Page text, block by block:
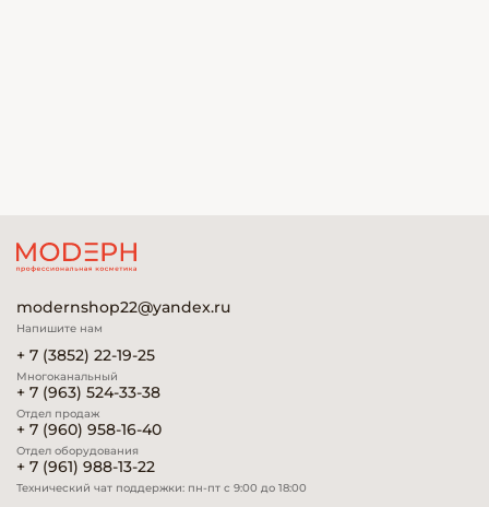
modernshop22@yandex.ru
Напишите нам
+ 7 (3852) 22-19-25
Многоканальный
+ 7 (963) 524-33-38
Отдел продаж
+ 7 (960) 958-16-40
Отдел оборудования
+ 7 (961) 988-13-22
Технический чат поддержки: пн-пт с 9:00 до 18:00